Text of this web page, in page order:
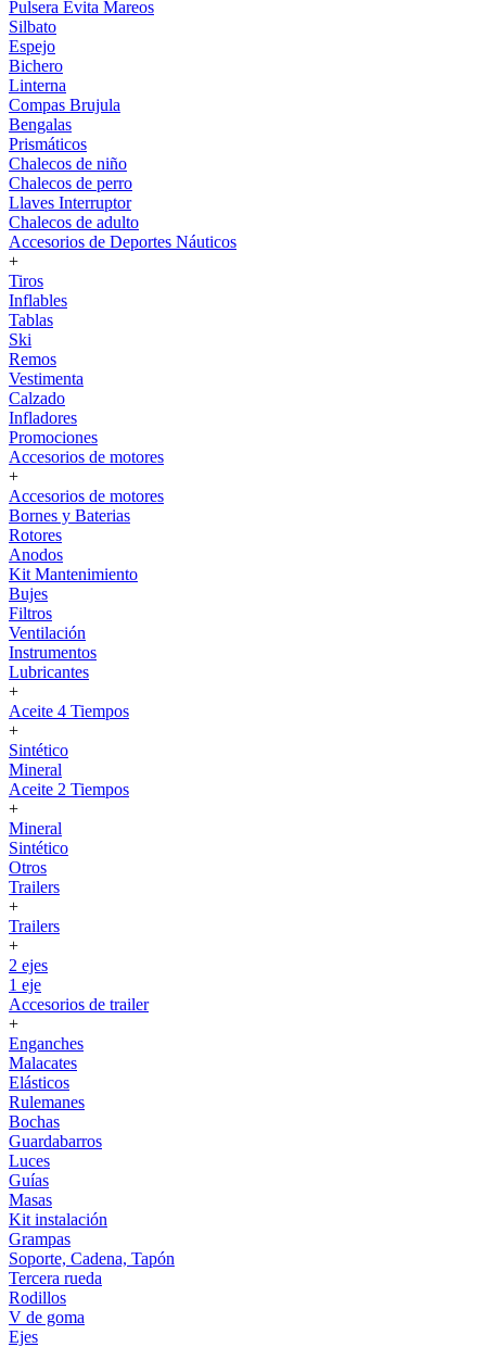
Pulsera Evita Mareos
Silbato
Espejo
Bichero
Linterna
Compas Brujula
Bengalas
Prismáticos
Chalecos de niño
Chalecos de perro
Llaves Interruptor
Chalecos de adulto
Accesorios de Deportes Náuticos
+
Tiros
Inflables
Tablas
Ski
Remos
Vestimenta
Calzado
Infladores
Promociones
Accesorios de motores
+
Accesorios de motores
Bornes y Baterias
Rotores
Anodos
Kit Mantenimiento
Bujes
Filtros
Ventilación
Instrumentos
Lubricantes
+
Aceite 4 Tiempos
+
Sintético
Mineral
Aceite 2 Tiempos
+
Mineral
Sintético
Otros
Trailers
+
Trailers
+
2 ejes
1 eje
Accesorios de trailer
+
Enganches
Malacates
Elásticos
Rulemanes
Bochas
Guardabarros
Luces
Guías
Masas
Kit instalación
Grampas
Soporte, Cadena, Tapón
Tercera rueda
Rodillos
V de goma
Ejes